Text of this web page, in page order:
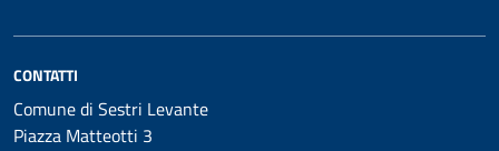
CONTATTI
Comune di Sestri Levante
Piazza Matteotti 3